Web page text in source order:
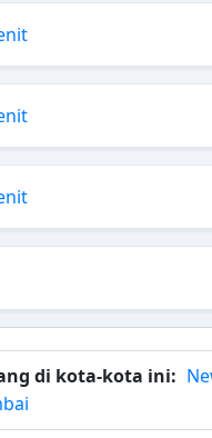
di kota-kota ini: